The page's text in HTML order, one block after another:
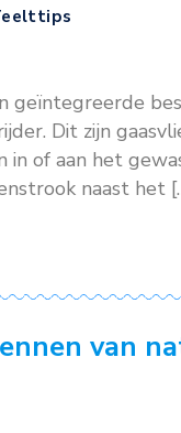
Brabant,
zijn en in